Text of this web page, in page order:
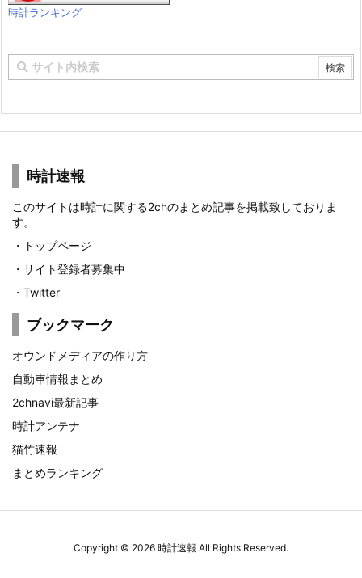
時計ランキング
時計速報
このサイトは時計に関する2chのまとめ記事を掲載致しておりま
す。
・ トップページ
・ サイト登録者募集中
・ Twitter
ブックマーク
オウンドメディアの作り方
自動車情報まとめ
2chnavi最新記事
時計アンテナ
猫竹速報
まとめランキング
Copyright © 2026 時計速報 All Rights Reserved.